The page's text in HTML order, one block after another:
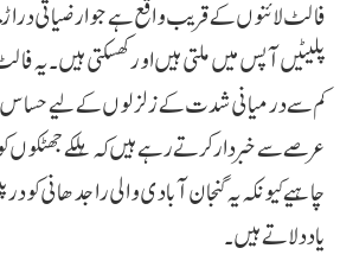
فالٹ لائنوں کے قریب واقع ہے جو ارضیاتی
پلیٹیں آپس میں ملتی ہیں اور کھسکتی ہیں۔ یہ
کم سے درمیانی شدت کے زلزلوں کے لیے حساس
عرصے سے خبردار کرتے رہے ہیں کہ ہلکے جھٹکوں کو
چاہیے کیونکہ یہ گنجان آباد ی والی راجدھانی
یاد دلاتے ہیں۔